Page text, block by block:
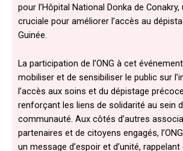
pour l’Hôpital National Donka de Conakry,
cruciale pour améliorer l’accès au
Guinée.
La participation de l’ONG à cet
mobiliser et de sensibiliser le public sur
l’accès aux soins et du dépistage
renforçant les liens de solidarité au sein
communauté. Aux côtés d’autres
partenaires et de citoyens engagés,
un message d’espoir et d’unité,